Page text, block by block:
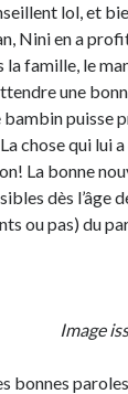
lol, et
Nini en a
la famille, le
une
bambin puisse
chose qui lui
La bonne
dès l’âge
ou pas) du
Image
bonnes